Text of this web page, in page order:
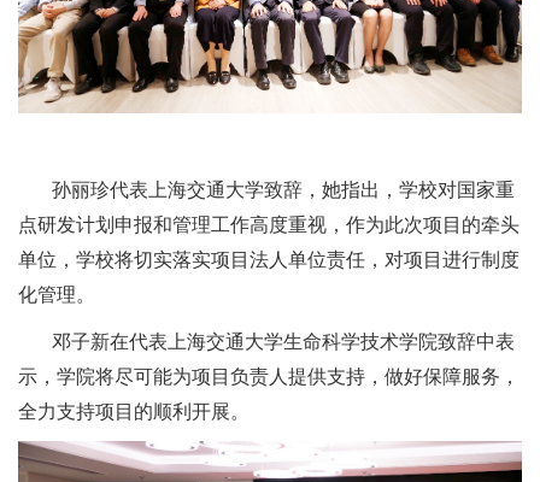
孙丽珍代表上海交通大学致辞，她指出，学校对国家重
点研发计划申报和管理工作高度重视，作为此次项目的牵头
单位，学校将切实落实项目法人单位责任，对项目进行制度
化管理。
邓子新在代表上海交通大学生命科学技术学院致辞中表
示，学院将尽可能为项目负责人提供支持，做好保障服务，
全力支持项目的顺利开展。